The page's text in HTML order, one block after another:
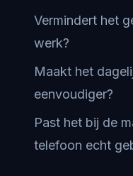
Vermindert het
werk?
Maakt het
eenvoudiger?
Past het bij de
telefoon echt